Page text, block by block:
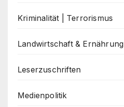
Kriminalität | Terrorismus
Landwirtschaft & Ernährung
Leserzuschriften
Medienpolitik